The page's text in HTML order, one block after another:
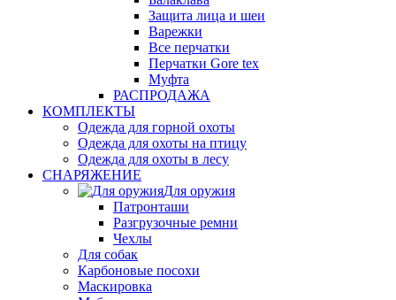
Защита лица и шеи
Варежки
Все перчатки
Перчатки Gore tex
Муфта
РАСПРОДАЖА
КОМПЛЕКТЫ
Одежда для горной охоты
Одежда для охоты на птицу
Одежда для охоты в лесу
СНАРЯЖЕНИЕ
Для оружия
Патронташи
Разгрузочные ремни
Чехлы
Для собак
Карбоновые посохи
Маскировка